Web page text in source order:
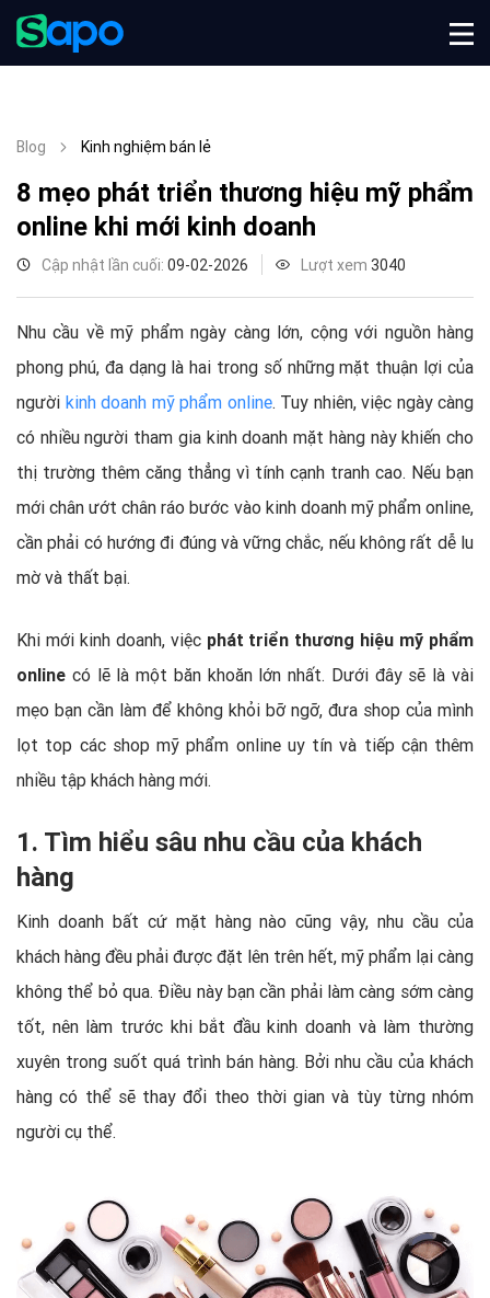
Blog Kinh nghiệm bán lẻ
8 mẹo phát triển thương hiệu mỹ phẩm
online khi mới kinh doanh
Cập nhật lần cuối: 09-02-2026 Lượt xem 3040
Nhu cầu về mỹ phẩm ngày càng lớn, cộng với nguồn hàng
phong phú, đa dạng là hai trong số những mặt thuận lợi của
người kinh doanh mỹ phẩm online. Tuy nhiên, việc ngày càng
có nhiều người tham gia kinh doanh mặt hàng này khiến cho
thị trường thêm căng thẳng vì tính cạnh tranh cao. Nếu bạn
mới chân ướt chân ráo bước vào kinh doanh mỹ phẩm online,
cần phải có hướng đi đúng và vững chắc, nếu không rất dễ lu
mờ và thất bại.
Khi mới kinh doanh, việc phát triển thương hiệu mỹ phẩm
online có lẽ là một băn khoăn lớn nhất. Dưới đây sẽ là vài
mẹo bạn cần làm để không khỏi bỡ ngỡ, đưa shop của mình
lọt top các shop mỹ phẩm online uy tín và tiếp cận thêm
nhiều tập khách hàng mới.
1. Tìm hiểu sâu nhu cầu của khách
hàng
Kinh doanh bất cứ mặt hàng nào cũng vậy, nhu cầu của
khách hàng đều phải được đặt lên trên hết, mỹ phẩm lại càng
không thể bỏ qua. Điều này bạn cần phải làm càng sớm càng
tốt, nên làm trước khi bắt đầu kinh doanh và làm thường
xuyên trong suốt quá trình bán hàng. Bởi nhu cầu của khách
hàng có thể sẽ thay đổi theo thời gian và tùy từng nhóm
người cụ thể.